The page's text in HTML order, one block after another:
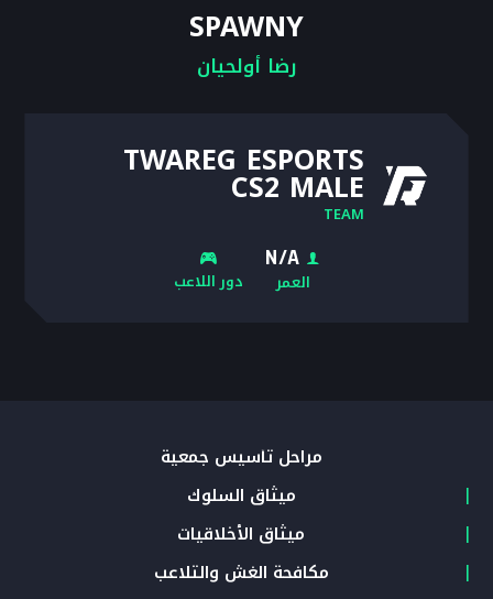
SPAWNY
رضا أولحيان
TWAREG ESPORTS
CS2 MALE
TEAM
N/A
العمر دور اللاعب
مراحل تأسيس جمعية
ميثاق السلوك
ميثاق الأخلاقيات
مكافحة الغش والتلاعب